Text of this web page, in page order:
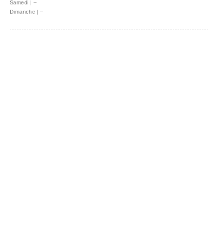
Samedi | –
Dimanche | –